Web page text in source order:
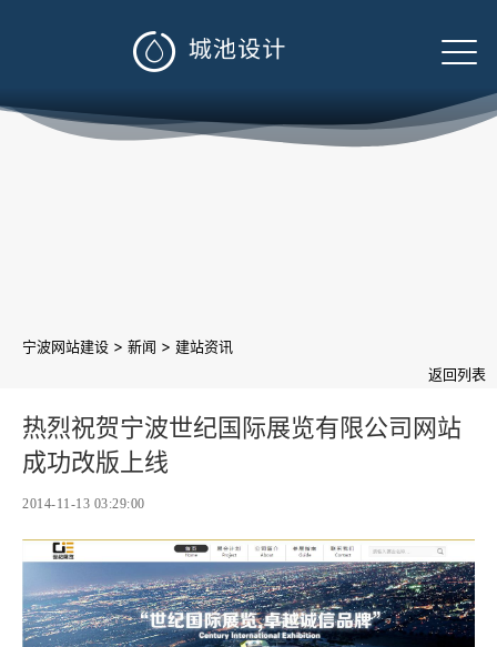

宁波网站建设 > 新闻 > 建站资讯
返回列表
热烈祝贺宁波世纪国际展览有限公司网站
成功改版上线
2014-11-13 03:29:00